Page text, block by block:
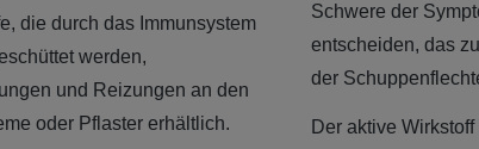
die durch das Immunsystem
werden,
und Reizungen an den
oder Pflaster erhältlich.
Schwere der
entscheiden, das
der
Der aktive